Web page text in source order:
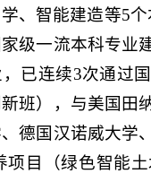
、智能建造等5
级一流本科专业
已连续3次通过
班）
，与美国田
德国汉诺威大学
项目（绿色智能